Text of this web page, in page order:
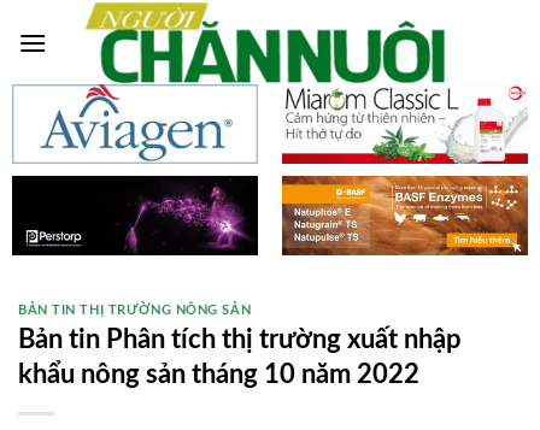
BẢN TIN THỊ TRƯỜNG NÔNG SẢN
Bản tin Phân tích thị trường xuất nhập
khẩu nông sản tháng 10 năm 2022